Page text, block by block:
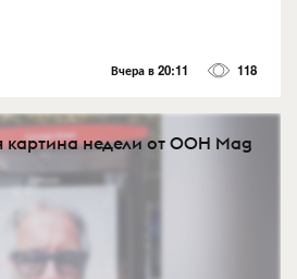
Вчера в 20:11 118
недели от OOH Mag